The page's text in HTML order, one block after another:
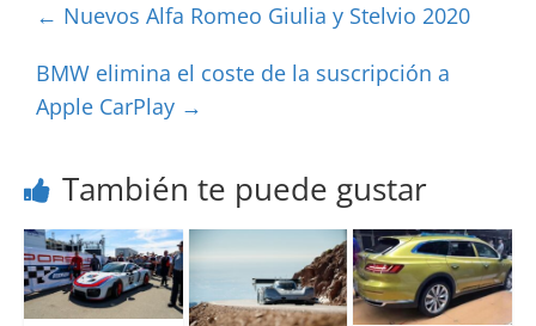
← Nuevos Alfa Romeo Giulia y Stelvio 2020
BMW elimina el coste de la suscripción a
Apple CarPlay →
También te puede gustar